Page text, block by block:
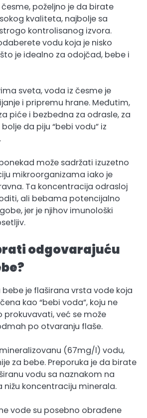
poželjno je da birate
kvaliteta, najbolje sa
kontrolisanog izvora.
vodu koja je nisko
je idealno za odojčad, bebe i
sveta, voda iz česme je
i pripremu hrane. Međutim,
piće i bezbedna za odrasle, za
da piju “bebi vodu” iz
može sadržati izuzetno
mikroorganizama iako je
Ta koncentracija odrasloj
ali bebama potencijalno
jer je njihov imunološki
odgovarajuću
je flaširana vrsta vode koja
kao “bebi voda”, koju ne
već se može
po otvaranju flaše.
(67mg/l) vodu,
za bebe. Preporuka je da birate
vodu sa naznakom na
koncentraciju minerala.
vode su posebno obrađene